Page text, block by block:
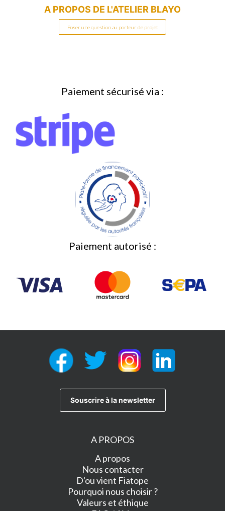
A PROPOS DE L'ATELIER BLAYO
Poser une question au porteur de projet
Paiement sécurisé via :
Paiement autorisé :
A PROPOS
A propos
Nous contacter
D'ou vient Fiatope
Pourquoi nous choisir ?
Valeurs et éthique